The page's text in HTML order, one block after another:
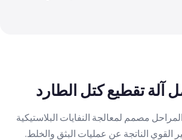
آلة تقطيع كتل الطارد
مصمم لمعالجة النفايات البلاستيكية
القوي الناتجة عن عمليات البثق والخلط.